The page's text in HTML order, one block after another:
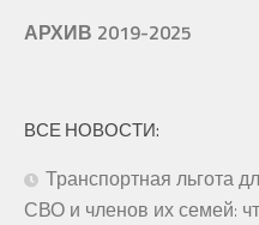
АРХИВ 2019-2025
ВСЕ НОВОСТИ:
Транспортная льгота
СВО и членов их семей: